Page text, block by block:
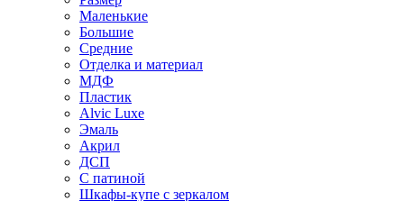
Маленькие
Большие
Средние
Отделка и материал
МДФ
Пластик
Alvic Luxe
Эмаль
Акрил
ДСП
С патиной
Шкафы-купе с зеркалом